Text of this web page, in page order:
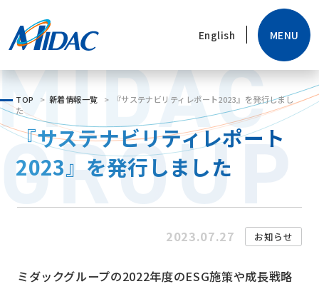
English MENU
GROUP
TOP 新着情報一覧
『サステナビリティレポート2023』を発行しまし
た
『サステナビリティレポート
2023』を発行しました
2023.07.27 お知らせ
ミダックグループの2022年度のESG施策や成長戦略